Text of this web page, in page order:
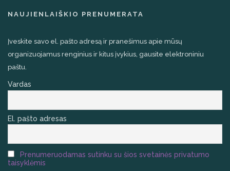
NAUJIENLAIŠKIO PRENUMERATA
Įveskite savo el. pašto adresą ir pranešimus apie mūsų
organizuojamus renginius ir kitus įvykius, gausite elektroniniu
paštu.
Vardas
El. pašto adresas
Prenumeruodamas sutinku su šios svetainės privatumo
taisyklėmis